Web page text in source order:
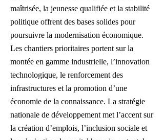
maîtrisée, la jeunesse qualifiée et la stabilité
politique offrent des bases solides pour
poursuivre la modernisation économique.
Les chantiers prioritaires portent sur la
montée en gamme industrielle, l’innovation
technologique, le renforcement des
infrastructures et la promotion d’une
économie de la connaissance. La stratégie
nationale de développement met l’accent sur
la création d’emplois, l’inclusion sociale et